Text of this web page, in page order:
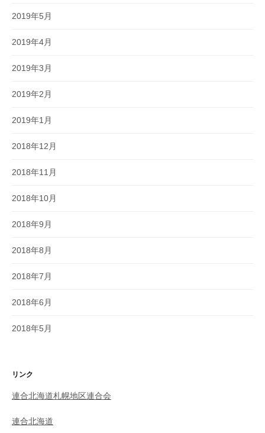
2019年5月
2019年4月
2019年3月
2019年2月
2019年1月
2018年12月
2018年11月
2018年10月
2018年9月
2018年8月
2018年7月
2018年6月
2018年5月
リンク
連合北海道札幌地区連合会
連合北海道